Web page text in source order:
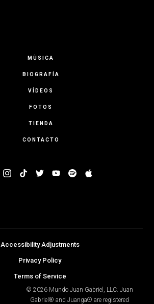
MÙSICA
BIOGRAFÍA
VÍDEOS
FOTOS
TIENDA
CONTACTO
Accessibility Adjustments
Privacy Policy
Terms of Service
© 2026 Mundo Juan Gabriel, LLC. Juan
Gabriel® and Juanga® are registered